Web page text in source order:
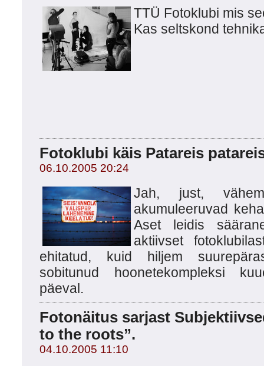
TTÜ Fotoklubi mis
Kas seltskond
Fotoklubi käis Patareis
06.10.2005 20:24
Jah, just,
akumuleeruvad
Aset leidis
aktiivset
ehitatud, kuid hiljem
sobitunud hoonetekompleksi
päeval.
Fotonäitus sarjast
to the roots”.
04.10.2005 11:10